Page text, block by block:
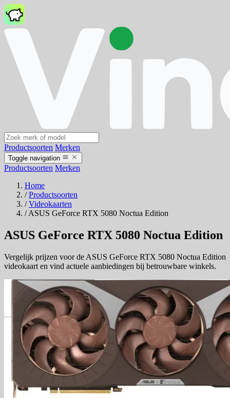
Productsoorten Merken
Toggle navigation
Productsoorten Merken
Home
/ Productsoorten
/ Videokaarten
/ ASUS GeForce RTX 5080 Noctua Edition
ASUS GeForce RTX 5080 Noctua Edition
Vergelijk prijzen voor de ASUS GeForce RTX 5080 Noctua Edition
videokaart en vind actuele aanbiedingen bij betrouwbare winkels.